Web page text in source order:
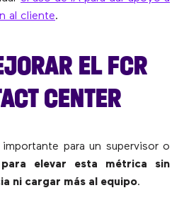
al cliente.
EL FCR
CENTER
para un supervisor o
elevar esta métrica sin
ni cargar más al equipo.